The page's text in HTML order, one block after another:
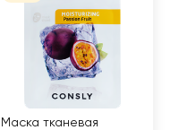
Маска тканевая